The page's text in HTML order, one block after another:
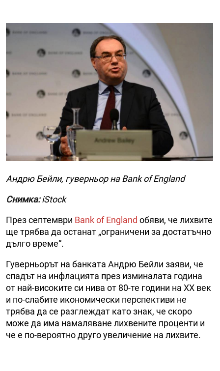
Андрю Бейли, гуверньор на Bank of England
Снимка:iStock
През септември Bank of England обяви, че лихвите
ще трябва да останат „ограничени за достатъчно
дълго време“.
Гуверньорът на банката Андрю Бейли заяви, че
спадът на инфлацията през изминалата година
от най-високите си нива от 80-те години на ХХ век
и по-слабите икономически перспективи не
трябва да се разглеждат като знак, че скоро
може да има намаляване лихвените проценти и
че е по-вероятно друго увеличение на лихвите.